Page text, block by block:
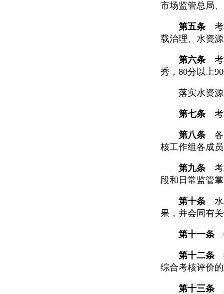
市场监管总局
第五条考
载治理、水资
第六条考
秀，80分以上
落实水资源刚
第七条考
第八条各
核工作组各成
第九条考
段和日常监管
第十条水
果，并会同有
第十一条
第十二条
综合考核评价
第十三条